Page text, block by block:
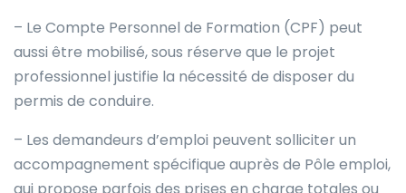
– Le Compte Personnel de Formation (CPF) peut
aussi être mobilisé, sous réserve que le projet
professionnel justifie la nécessité de disposer du
permis de conduire.
– Les demandeurs d’emploi peuvent solliciter un
accompagnement spécifique auprès de Pôle emploi,
qui propose parfois des prises en charge totales ou